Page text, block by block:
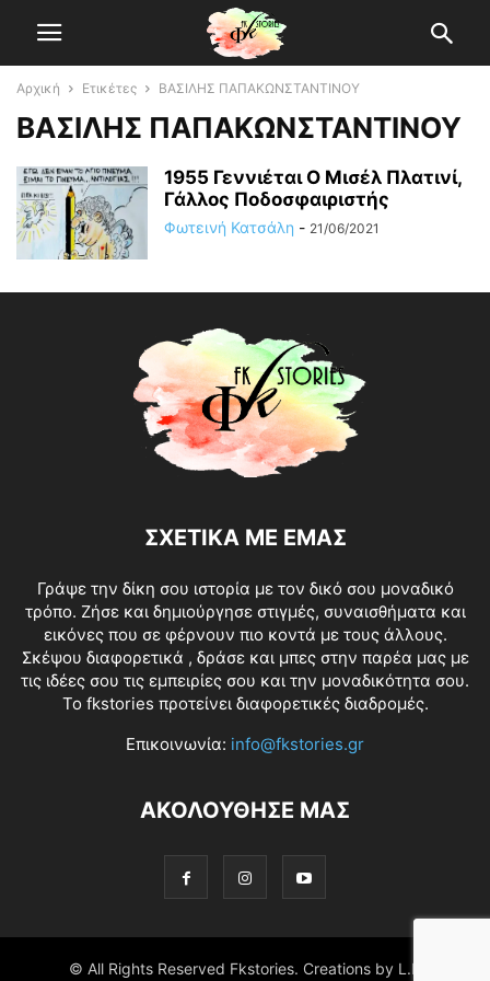
Αρχική Ετικέτες ΒΑΣΙΛΗΣ ΠΑΠΑΚΩΝΣΤΑΝΤΙΝΟΥ
ΒΑΣΙΛΗΣ ΠΑΠΑΚΩΝΣΤΑΝΤΙΝΟΥ
1955 Γεννιέται O Μισέλ Πλατινί,
Γάλλος Ποδοσφαιριστής
Φωτεινή Κατσάλη - 21/06/2021
ΣΧΕΤΙΚΑ ΜΕ ΕΜΑΣ
Γράψε την δίκη σου ιστορία με τον δικό σου μοναδικό
τρόπο. Ζήσε και δημιούργησε στιγμές, συναισθήματα και
εικόνες που σε φέρνουν πιο κοντά με τους άλλους.
Σκέψου διαφορετικά , δράσε και μπες στην παρέα μας με
τις ιδέες σου τις εμπειρίες σου και την μοναδικότητα σου.
Το fkstories προτείνει διαφορετικές διαδρομές.
Επικοινωνία: info@fkstories.gr
ΑΚΟΛΟΥΘΗΣΕ ΜΑΣ
© All Rights Reserved Fkstories. Creations by L.K